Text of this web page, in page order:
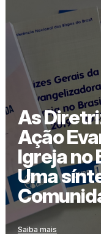
As
Ação
Igreja
Uma
Saiba mais